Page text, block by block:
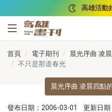
高雄活動
高雄畫刊
首頁 電子期刊
晨光序曲 凌
不只是那道春光
晨光序曲 凌晨四點
發布日期：2006-03-01 更新日